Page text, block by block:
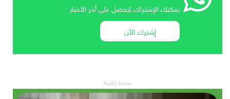
يمكنك الإشتراك لتحصل علي أخر الأخبار
إشترك الآن
مساحة إعلانية